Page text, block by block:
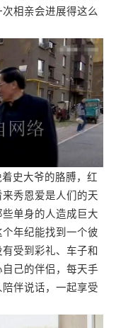
相亲会进展得这么
史大爷的胳膊，红
秀恩爱是人们的天
单身的人造成巨大
年纪能找到一个彼
受到彩礼、车子和
己的伴侣，每天手
伴说话，一起享受